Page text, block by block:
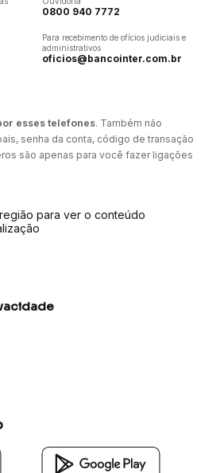
0800 940 7772
Para recebimento de ofícios judiciais e
administrativos
oficios@bancointer.com.br
esses telefones. Também não
senha da conta, código de transação
são apenas para você fazer ligações
para ver o conteúdo